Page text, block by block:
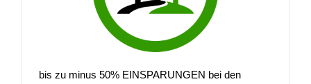
bis zu minus 50% EINSPARUNGEN bei den